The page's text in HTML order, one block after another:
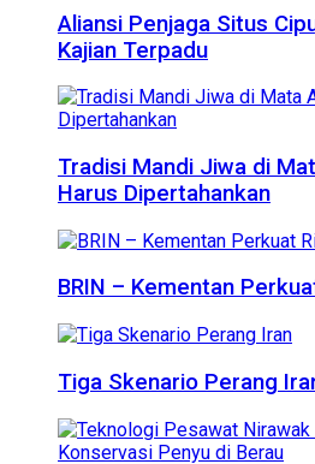
Aliansi Penjaga Situs
Kajian Terpadu
Tradisi Mandi Jiwa di
Harus Dipertahankan
BRIN – Kementan
Tiga Skenario Perang